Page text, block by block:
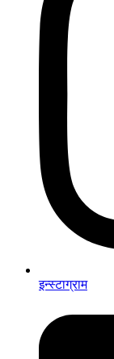
इन्स्टाग्राम